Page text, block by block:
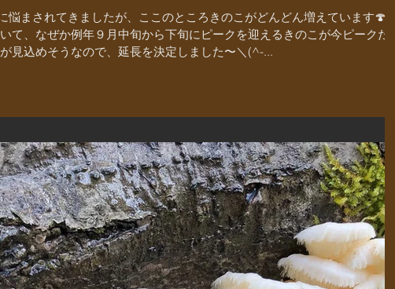
悩まされてきましたが、ここのところきのこがどんどん増えています🍄🍄
て、なぜか例年９月中旬から下旬にピークを迎えるきのこが今ピークだっ
見込めそうなので、延長を決定しました〜＼(^-...